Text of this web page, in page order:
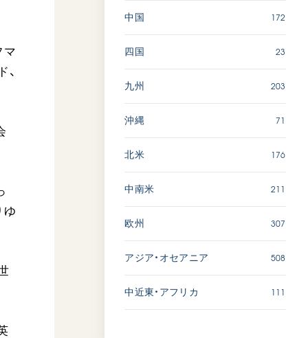
マ
、
ゆ
中国 172
四国 23
九州 203
沖縄 71
北米 176
中南米 211
欧州 307
アジア・オセアニア 508
中近東・アフリカ 111